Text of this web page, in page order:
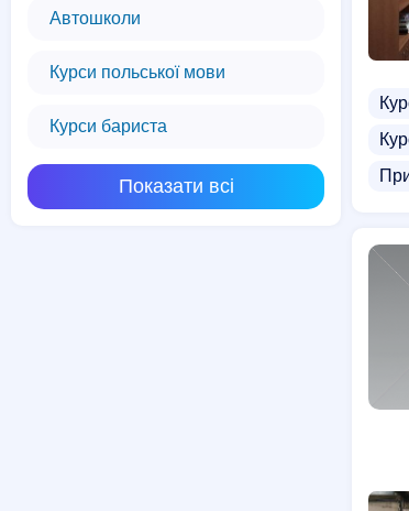
Автошколи
Курси польської мови
Курси бариста
Показати всі